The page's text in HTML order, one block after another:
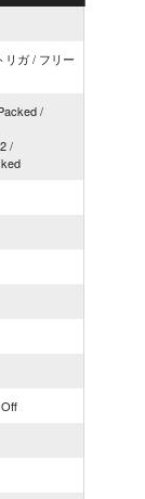
リガ / フリー
/
/